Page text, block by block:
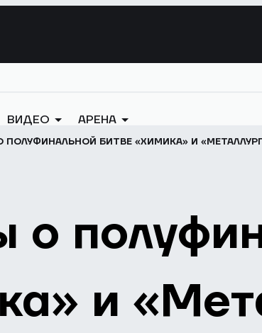
ВИДЕО АРЕНА
БИТВЕ «ХИМИКА» И
о
и